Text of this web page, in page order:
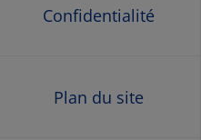
Confidentialité
Plan du site